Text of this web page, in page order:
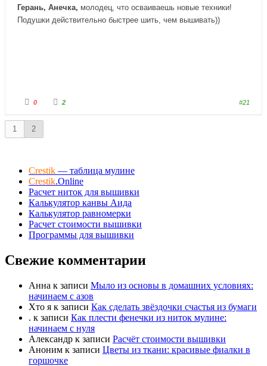
е
ц
в
н
е
ц
в
в
Герань, Анечка, молодец, что осваиваешь новые техники!
Подушки действительно быстрее шить, чем вышивать))
о
у
й
п
а
л
е
ц
в
н
и
з
0
а
л
е
ц
в
в
е
р
х
2 #21
1 2
Crestik — таблица мулине
Crestik.Online
Расчет ниток для вышивки
Калькулятор канвы Аида
Калькулятор равномерки
Расчет стоимости вышивки
Программы для вышивки
Свежие комментарии
Анна к записи Мыло из основы в домашних условиях:
начинаем с азов
Хто я к записи Как сделать звёздочки счастья из бумаги
. к записи Как плести фенечки из ниток мулине:
начинаем с нуля
Александр к записи Расчёт стоимости вышивки
Аноним к записи Цветы из ткани: красивые фиалки в
горшочке